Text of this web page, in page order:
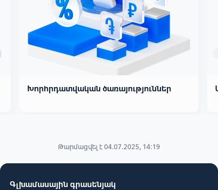
Խորհրդատվական ծառայություններ
Թարմացվել է 04.07.2025, 14:19
Գլխամասային գրասենյակ